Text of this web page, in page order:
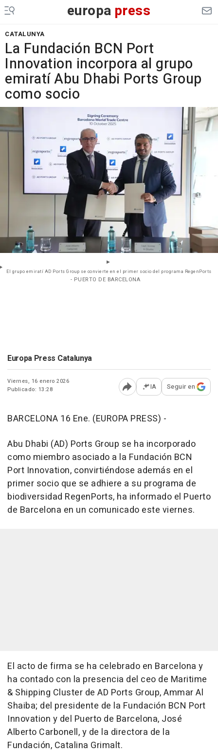
europa press
CATALUNYA
La Fundación BCN Port
Innovation incorpora al grupo
emiratí Abu Dhabi Ports Group
como socio
El grupo emiratí AD Ports Group se convierte en el primer socio del programa RegenPorts
- PUERTO DE BARCELONA
Europa Press Catalunya
Viernes, 16 enero 2026
Publicado: 13:28
Abrir opciones para
IA Seguir en
BARCELONA 16 Ene. (EUROPA PRESS) -
Abu Dhabi (AD) Ports Group se ha incorporado
como miembro asociado a la Fundación BCN
Port Innovation, convirtiéndose además en el
primer socio que se adhiere a su programa de
biodiversidad RegenPorts, ha informado el Puerto
de Barcelona en un comunicado este viernes.
El acto de firma se ha celebrado en Barcelona y
ha contado con la presencia del ceo de Maritime
& Shipping Cluster de AD Ports Group, Ammar Al
Shaiba; del presidente de la Fundación BCN Port
Innovation y del Puerto de Barcelona, José
Alberto Carbonell, y de la directora de la
Fundación, Catalina Grimalt.